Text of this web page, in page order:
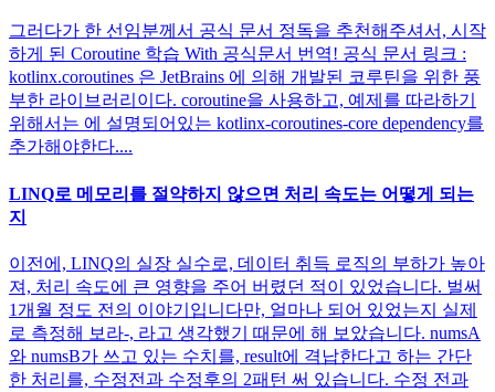
그러다가 한 선임분께서 공식 문서 정독을 추천해주셔서, 시작
하게 된 Coroutine 학습 With 공식문서 번역! 공식 문서 링크 :
kotlinx.coroutines 은 JetBrains 에 의해 개발된 코루틴을 위한 풍
부한 라이브러리이다. coroutine을 사용하고, 예제를 따라하기
위해서는 에 설명되어있는 kotlinx-coroutines-core dependency를
추가해야한다....
LINQ로 메모리를 절약하지 않으면 처리 속도는 어떻게 되는
지
이전에, LINQ의 실장 실수로, 데이터 취득 로직의 부하가 높아
져, 처리 속도에 큰 영향을 주어 버렸던 적이 있었습니다. 벌써
1개월 정도 전의 이야기입니다만, 얼마나 되어 있었는지 실제
로 측정해 보라-, 라고 생각했기 때문에 해 보았습니다. numsA
와 numsB가 쓰고 있는 수치를, result에 격납한다고 하는 간단
한 처리를, 수정전과 수정후의 2패턴 써 있습니다. 수정 전과